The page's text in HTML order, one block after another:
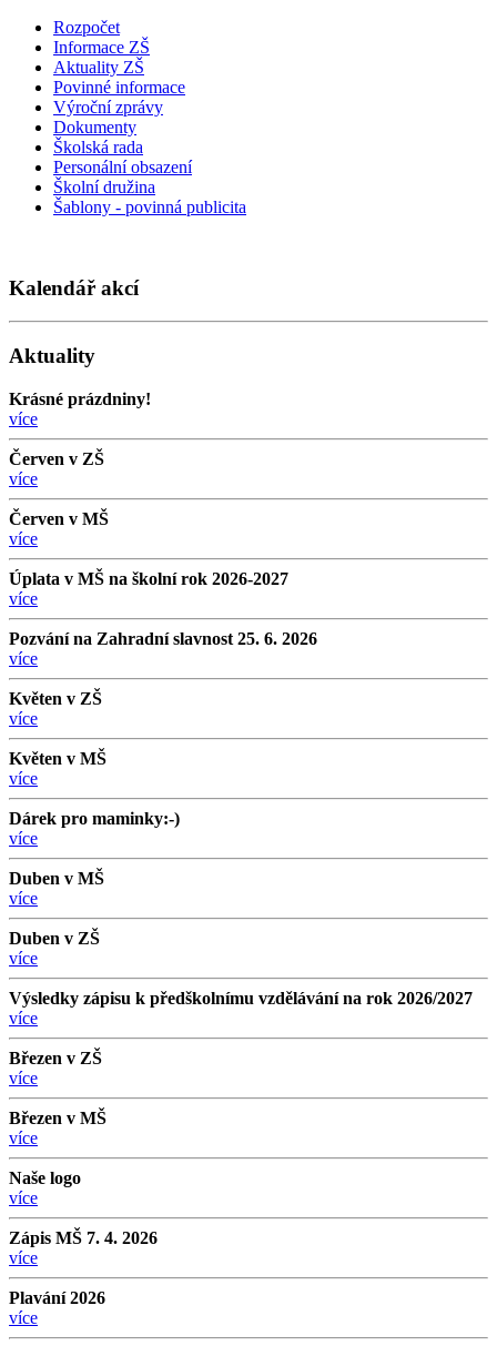
Rozpočet
Informace ZŠ
Aktuality ZŠ
Povinné informace
Výroční zprávy
Dokumenty
Školská rada
Personální obsazení
Školní družina
Šablony - povinná publicita
Kalendář akcí
Aktuality
Krásné prázdniny!
více
Červen v ZŠ
více
Červen v MŠ
více
Úplata v MŠ na školní rok 2026-2027
více
Pozvání na Zahradní slavnost 25. 6. 2026
více
Květen v ZŠ
více
Květen v MŠ
více
Dárek pro maminky:-)
více
Duben v MŠ
více
Duben v ZŠ
více
Výsledky zápisu k předškolnímu vzdělávání na rok 2026/2027
více
Březen v ZŠ
více
Březen v MŠ
více
Naše logo
více
Zápis MŠ 7. 4. 2026
více
Plavání 2026
více